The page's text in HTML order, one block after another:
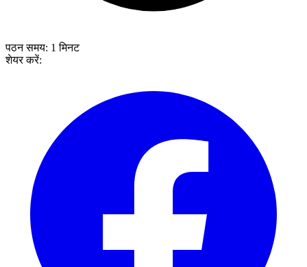
पठन समय: 1 मिनट
शेयर करें: